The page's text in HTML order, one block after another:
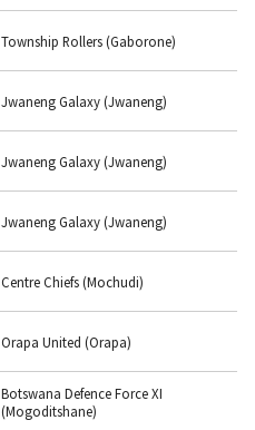
Township Rollers (Gaborone)
Jwaneng Galaxy (Jwaneng)
Jwaneng Galaxy (Jwaneng)
Jwaneng Galaxy (Jwaneng)
Centre Chiefs (Mochudi)
Orapa United (Orapa)
Botswana Defence Force XI
(Mogoditshane)